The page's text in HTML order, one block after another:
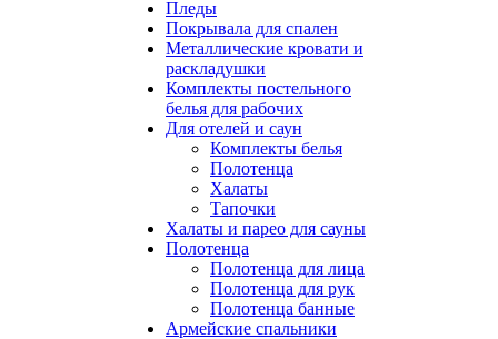
Пледы
Покрывала для спален
Металлические кровати и
раскладушки
Комплекты постельного
белья для рабочих
Для отелей и саун
Комплекты белья
Полотенца
Халаты
Тапочки
Халаты и парео для сауны
Полотенца
Полотенца для лица
Полотенца для рук
Полотенца банные
Армейские спальники